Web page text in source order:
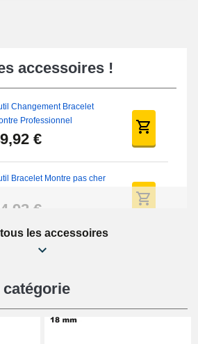
accessoires !
Changement Bracelet
Professionnel
€
Bracelet Montre pas cher
€
Réparation Montre Débutant
16,90 €
à Coulisse Numérique
les accessoires
catégorie